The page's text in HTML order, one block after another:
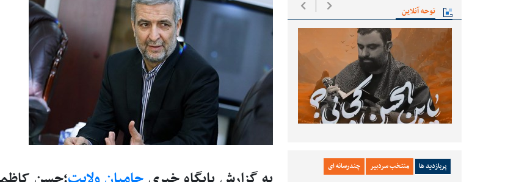
نوحه آنلاین
پربازدید ها منتخب سردبیر چندرسانه ای